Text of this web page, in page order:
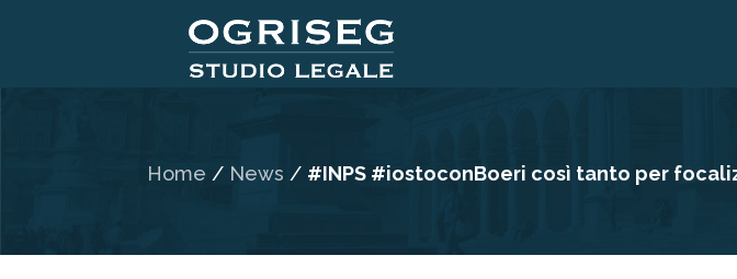
Home / News / #INPS #iostoconBoeri così tanto per